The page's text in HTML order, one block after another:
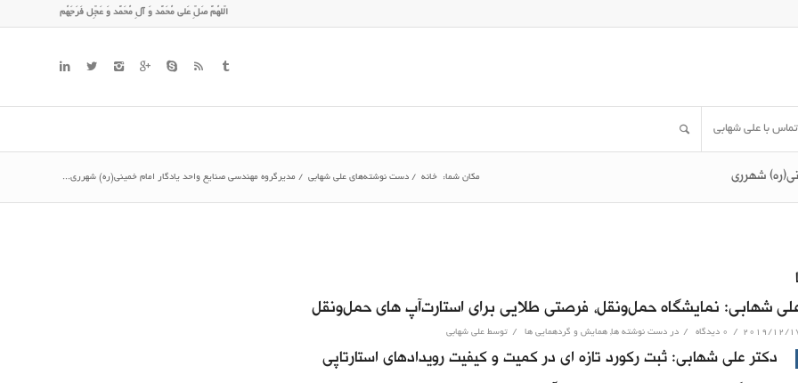
الّلهُمَّ صَلِّ عَلی مُحَمَّد وَ آلِ مُحَمَّد وَ عَجِّل فَرَجَهُم
تماس با علی شهابی
شهرری مکان شما: خانه / دست نوشته‌های علی شهابی / مدیرگروه مهندسی صنایع واحد یادگار امام خمینی(ره) شهرری...
شهابی: نمایشگاه حمل‌ونقل، فرصتی طلایی برای استارت‌آپ های حمل‌ونقل
2019/12/
/ ۰ دیدگاه / در دست نوشته ها, همایش و گردهمایی ها / توسط علی شهابی
دکتر علی شهابی: ثبت رکورد تازه ای در کمیت و کیفیت رویدادهای استارتاپی